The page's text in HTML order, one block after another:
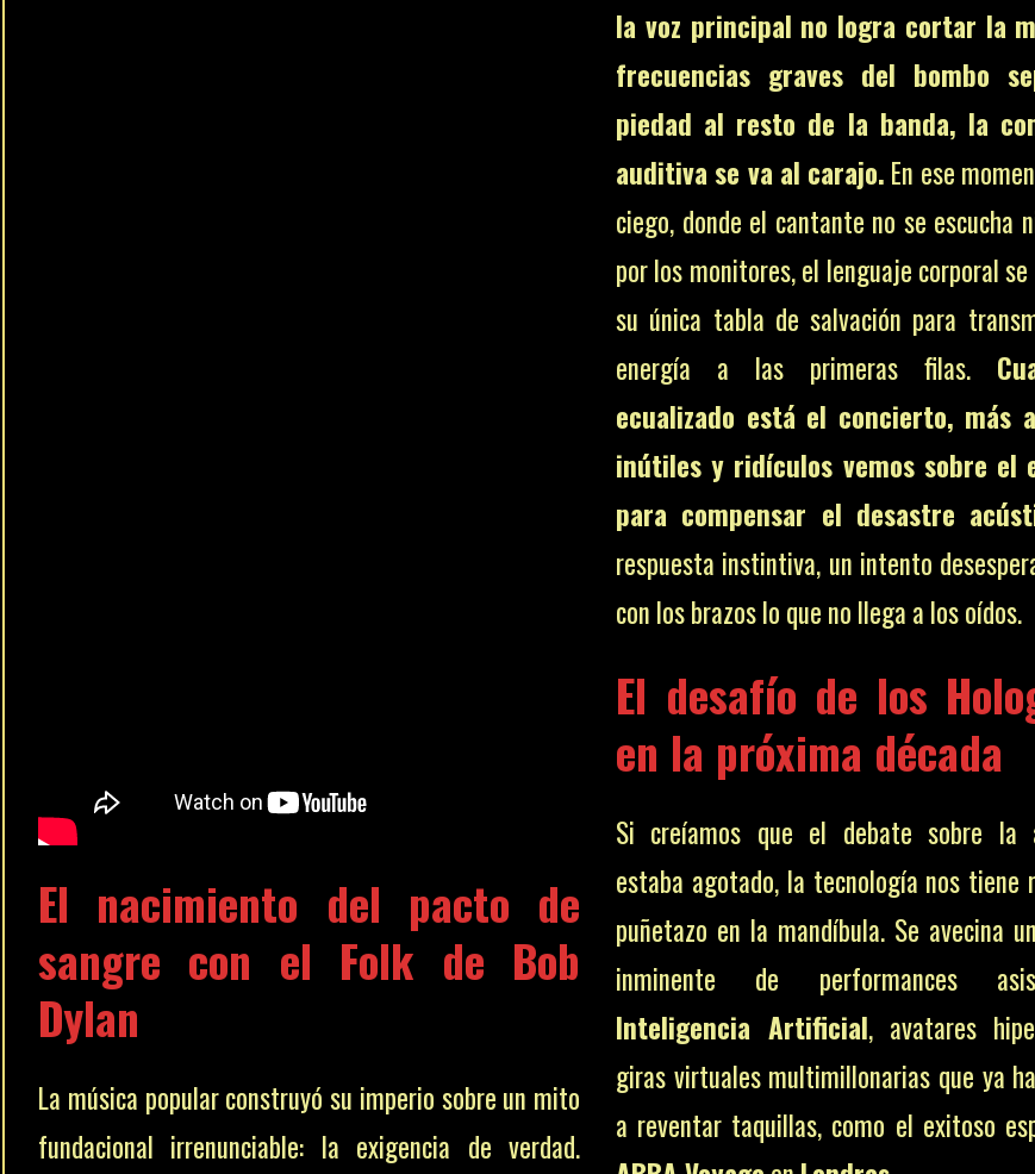
El nacimiento del pacto de
sangre con el Folk de Bob
Dylan
La música popular construyó su imperio sobre un mito
fundacional irrenunciable: la exigencia de verdad.
la voz principal no logra cortar la
frecuencias graves del bombo
piedad al resto de la banda, la
auditiva se va al carajo. En ese
ciego, donde el cantante no se escucha
por los monitores, el lenguaje corporal
su única tabla de salvación para
energía a las primeras filas.
ecualizado está el concierto, más
inútiles y ridículos vemos sobre el
para compensar el desastre
respuesta instintiva, un intento
con los brazos lo que no llega a los oídos.
El desafío de los
en la próxima década
Si creíamos que el debate sobre la
estaba agotado, la tecnología nos tiene
puñetazo en la mandíbula. Se avecina
inminente de performances
Inteligencia Artificial, avatares
giras virtuales multimillonarias que ya
a reventar taquillas, como el exitoso